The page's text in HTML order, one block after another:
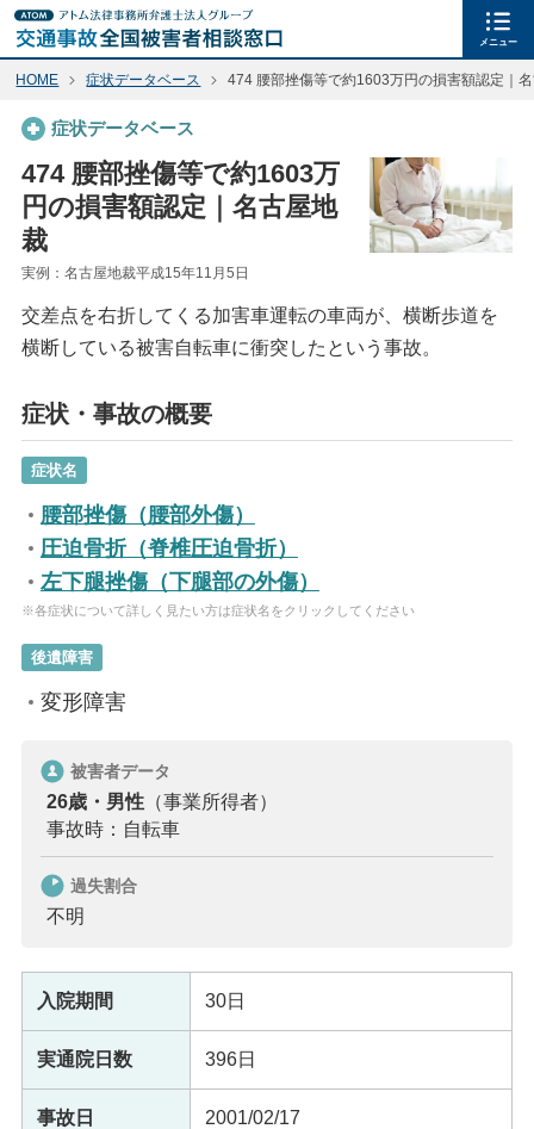
メニュー
HOME 症状データベース 474 腰部挫傷等で約1603万円の損害額認定｜
症状データベース
474 腰部挫傷等で約1603万
円の損害額認定｜名古屋地
裁
実例：名古屋地裁平成15年11月5日
交差点を右折してくる加害車運転の車両が、横断歩道を
横断している被害自転車に衝突したという事故。
症状・事故の概要
症状名
腰部挫傷（腰部外傷）
圧迫骨折（脊椎圧迫骨折）
左下腿挫傷（下腿部の外傷）
※各症状について詳しく見たい方は症状名をクリックしてください
後遺障害
変形障害
被害者データ
26歳・男性 （事業所得者）
事故時：自転車
過失割合
不明
入院期間 30日
実通院日数 396日
事故日 2001/02/17